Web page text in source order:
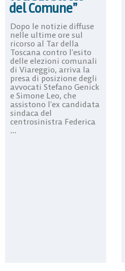
del Comune”
Dopo le notizie diffuse
nelle ultime ore sul
ricorso al Tar della
Toscana contro l’esito
delle elezioni comunali
di Viareggio, arriva la
presa di posizione degli
avvocati Stefano Genick
e Simone Leo, che
assistono l’ex candidata
sindaca del
centrosinistra Federica
...